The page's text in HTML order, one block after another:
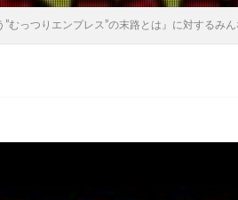
むっつりエンプレス”の末路とは』に対する